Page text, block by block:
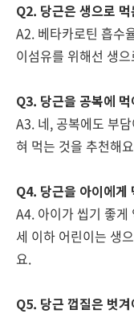
Q2. 당근은 생으로
A2. 베타카로틴 흡수
이섬유를 위해선 생
Q3. 당근을 공복에
A3. 네, 공복에도 부
혀 먹는 것을 추천해
Q4. 당근을 아이에게
A4. 아이가 씹기 좋
세 이하 어린이는 생
요.
Q5. 당근 껍질은 벗